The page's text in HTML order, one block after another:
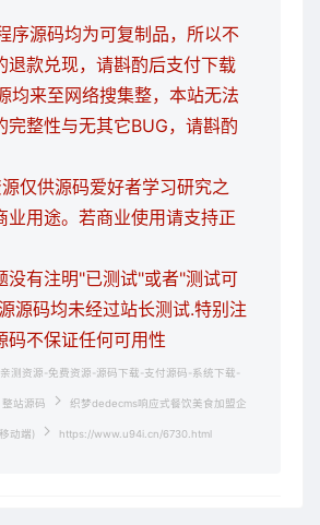
序源码均为可复制品，所以不
退款兑现，请斟酌后支付下载
均来至网络搜集整，本站无法
完整性与无其它BUG，请斟酌
仅供源码爱好者学习研究之
业用途。若商业使用请支持正
没有注明"已测试"或者"测试可
源码均未经过站长测试.特别注
码不保证任何可用性
测资源-免费资源-源码下载-支付源码-系统下载-
整站源码 织梦dedecms响应式餐饮美食加盟企
动端) https://www.u94i.cn/6730.html